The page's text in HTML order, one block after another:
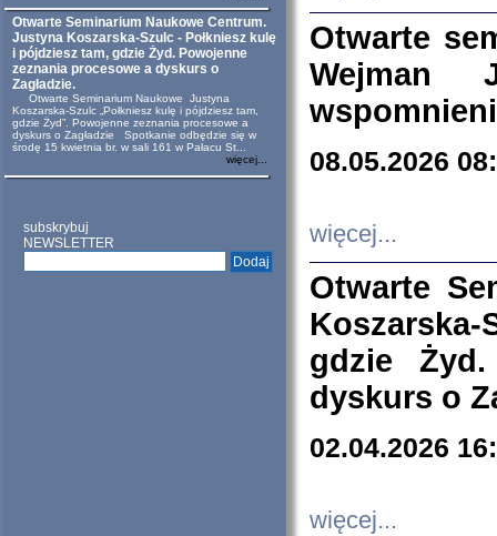
Otwarte Seminarium Naukowe Centrum.
Justyna Koszarska-Szulc - Połkniesz kulę
i pójdziesz tam, gdzie Żyd. Powojenne
zeznania procesowe a dyskurs o
Zagładzie.
Otwarte Seminarium Naukowe Justyna
Koszarska-Szulc „Połkniesz kulę i pójdziesz tam,
gdzie Żyd”. Powojenne zeznania procesowe a
dyskurs o Zagładzie Spotkanie odbędzie się w
środę 15 kwietnia br. w sali 161 w Pałacu St...
więcej...
subskrybuj
NEWSLETTER
Otwarte
Wejman
08.05.2026
więcej...
Otwarte
Koszarska-
gdzie
dyskurs o
02.04.2026
więcej...